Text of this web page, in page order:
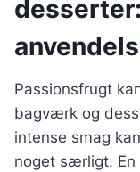
Passionsfrugt
bagværk og
intense smag
noget særligt.